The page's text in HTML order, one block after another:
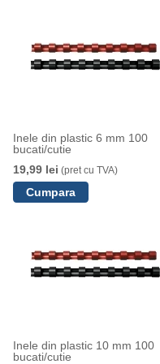
Inele din plastic 6 mm 100
bucati/cutie
19,99 lei (pret cu TVA)
Inele din plastic 10 mm 100
bucati/cutie